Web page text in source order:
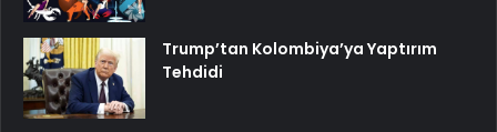
Trump’tan Kolombiya’ya Yaptırım
Tehdidi